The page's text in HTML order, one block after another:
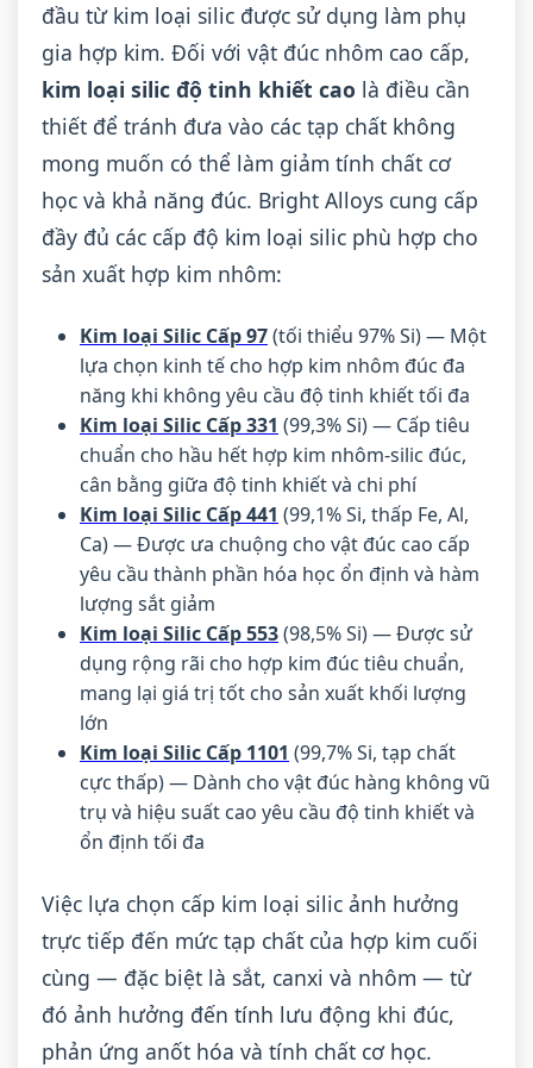
đầu từ kim loại silic được sử dụng làm phụ
gia hợp kim. Đối với vật đúc nhôm cao cấp,
kim loại silic độ tinh khiết cao là điều cần
thiết để tránh đưa vào các tạp chất không
mong muốn có thể làm giảm tính chất cơ
học và khả năng đúc. Bright Alloys cung cấp
đầy đủ các cấp độ kim loại silic phù hợp cho
sản xuất hợp kim nhôm:
Kim loại Silic Cấp 97(tối thiểu 97% Si) — Một
lựa chọn kinh tế cho hợp kim nhôm đúc đa
năng khi không yêu cầu độ tinh khiết tối đa
Kim loại Silic Cấp 331 (99,3% Si) — Cấp tiêu
chuẩn cho hầu hết hợp kim nhôm-silic đúc,
cân bằng giữa độ tinh khiết và chi phí
Kim loại Silic Cấp 441 (99,1% Si, thấp Fe, Al,
Ca) — Được ưa chuộng cho vật đúc cao cấp
yêu cầu thành phần hóa học ổn định và hàm
lượng sắt giảm
Kim loại Silic Cấp 553(98,5% Si) — Được sử
dụng rộng rãi cho hợp kim đúc tiêu chuẩn,
mang lại giá trị tốt cho sản xuất khối lượng
lớn
Kim loại Silic Cấp 1101 (99,7% Si, tạp chất
cực thấp) — Dành cho vật đúc hàng không vũ
trụ và hiệu suất cao yêu cầu độ tinh khiết và
ổn định tối đa
Việc lựa chọn cấp kim loại silic ảnh hưởng
trực tiếp đến mức tạp chất của hợp kim cuối
cùng — đặc biệt là sắt, canxi và nhôm — từ
đó ảnh hưởng đến tính lưu động khi đúc,
phản ứng anốt hóa và tính chất cơ học.